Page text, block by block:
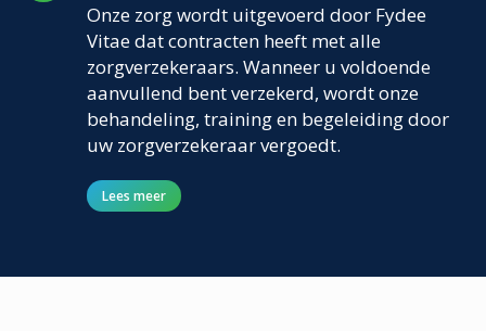
Onze zorg wordt uitgevoerd door Fydee
Vitae dat contracten heeft met alle
zorgverzekeraars. Wanneer u voldoende
aanvullend bent verzekerd, wordt onze
behandeling, training en begeleiding door
uw zorgverzekeraar vergoedt.
Lees meer